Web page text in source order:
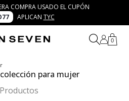
COMPRA USADO EL CUPÓN
APLICAN TYC
0
para mujer
Productos